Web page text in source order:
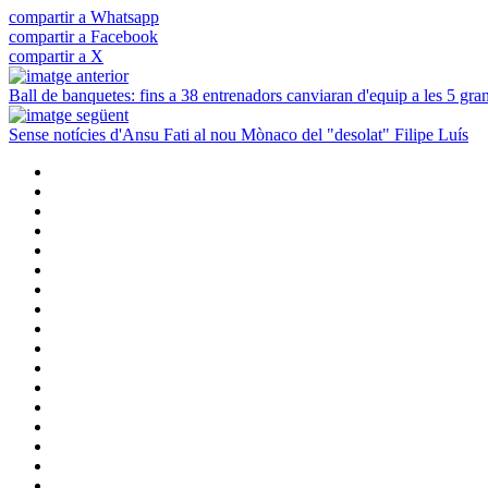
compartir a Whatsapp
compartir a Facebook
compartir a X
Ball de banquetes: fins a 38 entrenadors canviaran d'equip a les 5
Sense notícies d'Ansu Fati al nou Mònaco del "desolat" Filipe Luís